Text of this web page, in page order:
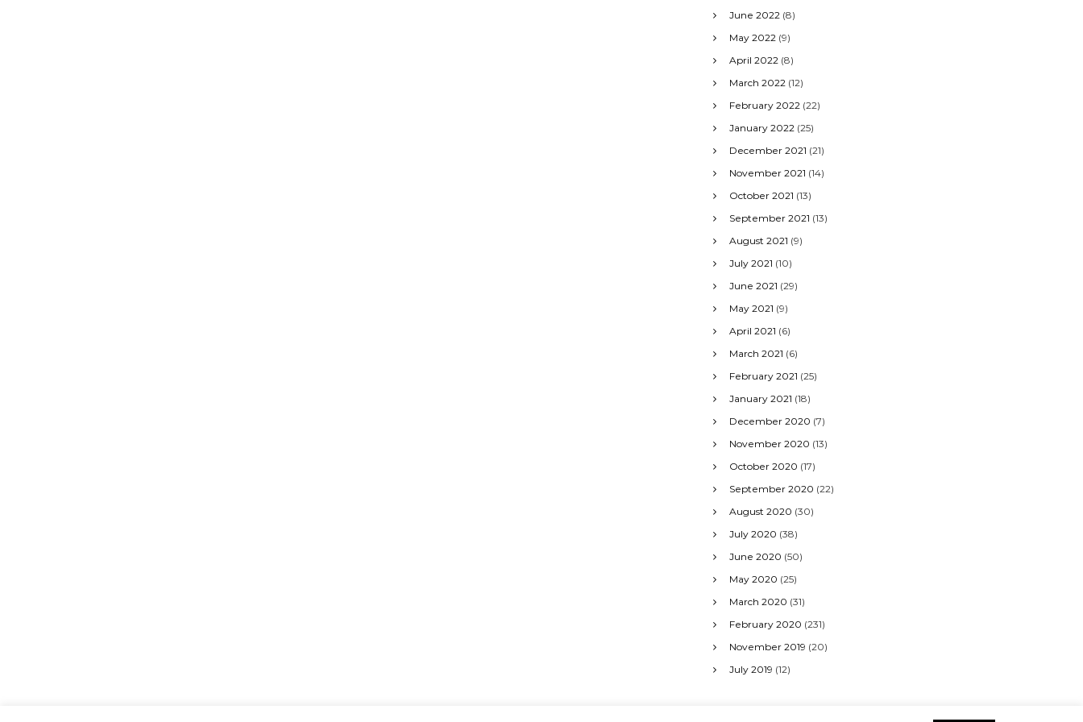
June 2022 (8)
May 2022 (9)
April 2022 (8)
March 2022 (12)
February 2022 (22)
January 2022 (25)
December 2021 (21)
November 2021 (14)
October 2021 (13)
September 2021 (13)
August 2021 (9)
July 2021 (10)
June 2021 (29)
May 2021 (9)
April 2021 (6)
March 2021 (6)
February 2021 (25)
January 2021 (18)
December 2020 (7)
November 2020 (13)
October 2020 (17)
September 2020 (22)
August 2020 (30)
July 2020 (38)
June 2020 (50)
May 2020 (25)
March 2020 (31)
February 2020 (231)
November 2019 (20)
July 2019 (12)